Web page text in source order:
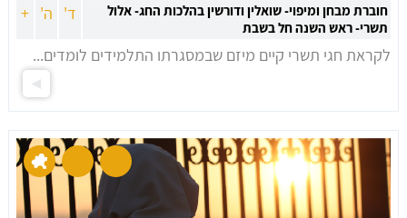
חוברת מבחן ומיפוי- שואלין ודורשין בהלכות החג- אלול
תשרי- ראש השנה חל בשבת
ד' ה' +
לקראת חגי תשרי קיים מיזם שבמסגרתו התלמידים לומדים...